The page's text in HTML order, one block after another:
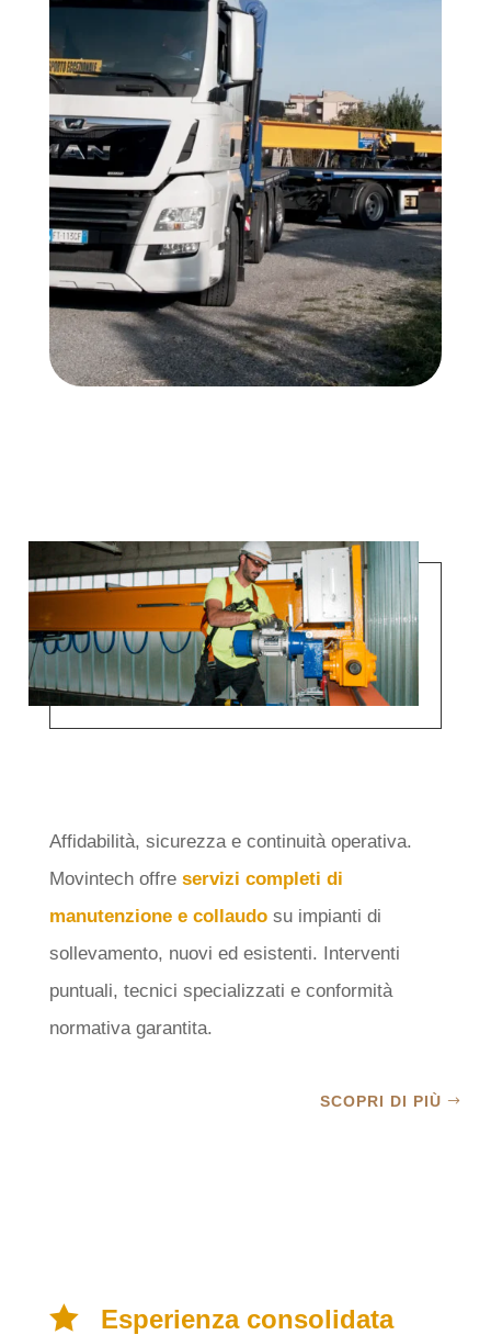
Affidabilità, sicurezza e continuità operativa.
Movintech offre servizi completi di
manutenzione e collaudosu impianti di
sollevamento, nuovi ed esistenti. Interventi
puntuali, tecnici specializzati e conformità
normativa garantita.
SCOPRI DI PIÙ
 Esperienza consolidata